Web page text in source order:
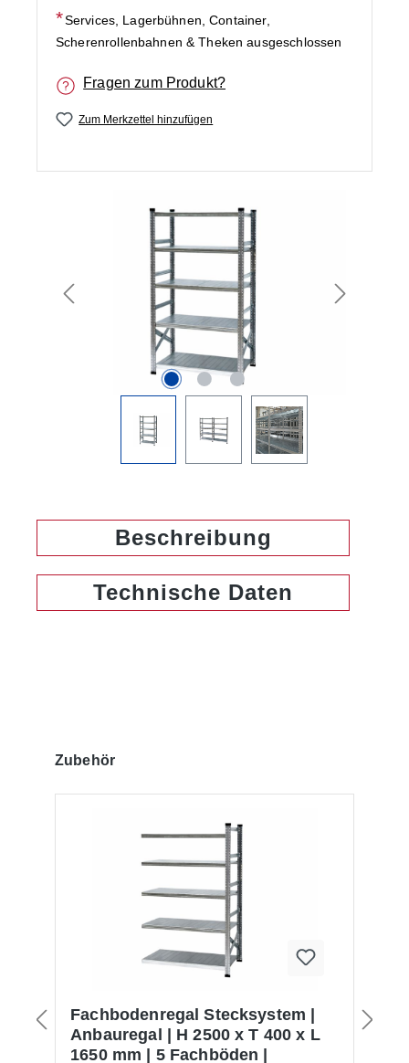
Services, Lagerbühnen, Container,
Scherenrollenbahnen & Theken ausgeschlossen
Fragen zum Produkt?
Zum Merkzettel hinzufügen
Beschreibung
Technische Daten
Produktgalerie überspringen
Zubehör
Fachbodenregal Stecksystem |
Anbauregal | H 2500 x T 400 x L
1650 mm | 5 Fachböden |